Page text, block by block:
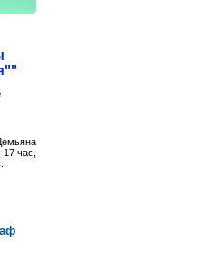
час,